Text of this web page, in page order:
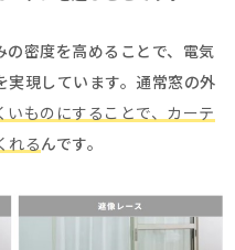
の密度を高めることで、電気
実現しています。通常窓の外
いものにすることで、カーテ
れる んです。